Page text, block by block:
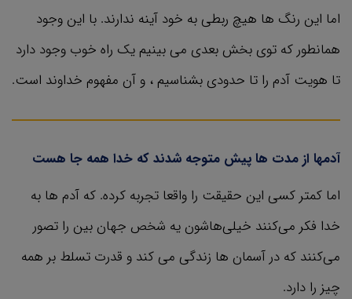
اما این رنگ ها هیچ ربطی به خود آینه ندارند. با این وجود
همانطور که توی بخش بعدی می بینیم یک راه خوب وجود دارد
تا هویت آدم را تا حدودی بشناسیم ، و آن مفهوم خداوند است.
آدمها از مدت ها پیش متوجه شدند که خدا همه جا هست
اما کمتر کسی این حقیقت را واقعا تجربه کرده. که آدم ها به
خدا فکر می‌کنند خیلی‌هاشون یه شخص جهان بین را تصور
می‌کنند که در آسمان ها زندگی می کند و قدرت تسلط بر همه
چیز را دارد.